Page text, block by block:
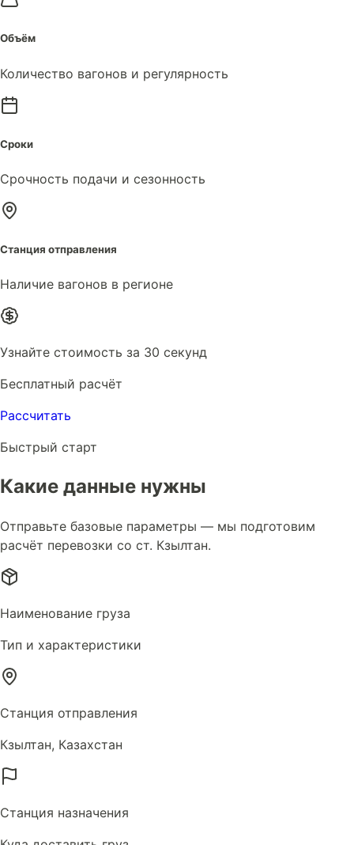
Объём
Количество вагонов и регулярность
Сроки
Срочность подачи и сезонность
Станция отправления
Наличие вагонов в регионе
Узнайте стоимость за 30 секунд
Бесплатный расчёт
Рассчитать
Быстрый старт
Какие данные нужны
Отправьте базовые параметры — мы подготовим
расчёт перевозки со ст. Кзылтан.
Наименование груза
Тип и характеристики
Станция отправления
Кзылтан, Казахстан
Станция назначения